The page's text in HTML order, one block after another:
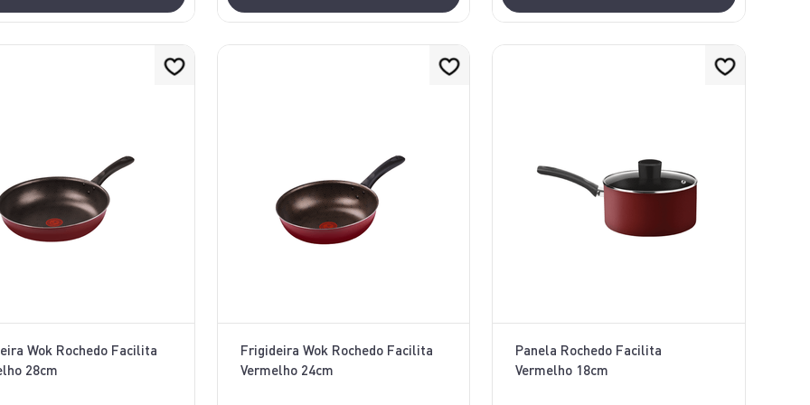
Wok Rochedo Facilita
28cm
Frigideira Wok Rochedo Facilita
Vermelho 24cm
Panela Rochedo Facilita
Vermelho 18cm